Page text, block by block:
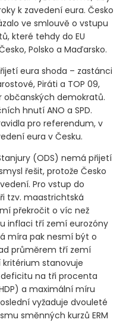
k zavedení eura. Česko
ve smlouvě o vstupu
které tehdy do EU
Polsko a Maďarsko.
eura shoda – zastánci
Piráti a TOP 09,
občanských demokratů.
hnutí ANO a SPD.
pro referendum, v
eura v Česku.
(ODS) nemá přijetí
řešit, protože Česko
Pro vstup do
tzv. maastrichtská
překročit o víc než
inflaci tří zemí eurozóny
míra pak nesmí být o
průměrem tří zemí
kritérium stanovuje
na tři procenta
a maximální míru
vyžaduje dvouleté
směnných kurzů ERM